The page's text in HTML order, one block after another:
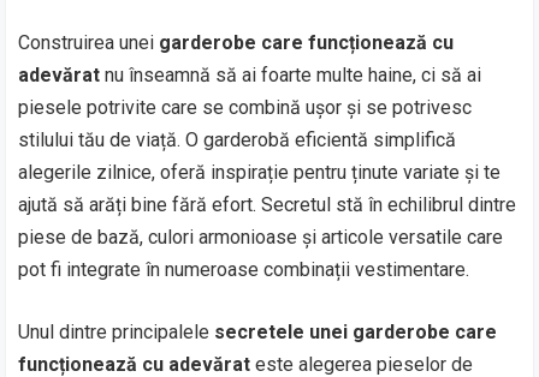
Construirea unei garderobe care funcționează cu
adevărat nu înseamnă să ai foarte multe haine, ci să ai
piesele potrivite care se combină ușor și se potrivesc
stilului tău de viață. O garderobă eficientă simplifică
alegerile zilnice, oferă inspirație pentru ținute variate și te
ajută să arăți bine fără efort. Secretul stă în echilibrul dintre
piese de bază, culori armonioase și articole versatile care
pot fi integrate în numeroase combinații vestimentare.
Unul dintre principalele secretele unei garderobe care
funcționează cu adevărat este alegerea pieselor de